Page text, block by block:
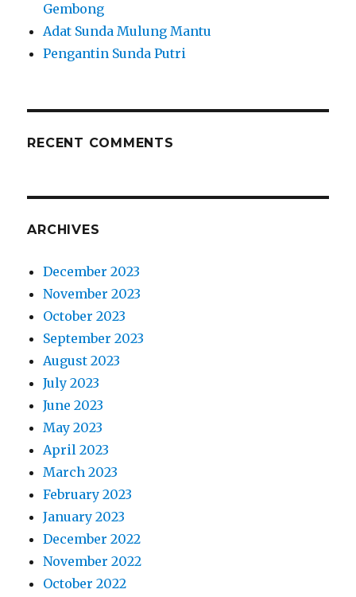
Gembong
Adat Sunda Mulung Mantu
Pengantin Sunda Putri
RECENT COMMENTS
ARCHIVES
December 2023
November 2023
October 2023
September 2023
August 2023
July 2023
June 2023
May 2023
April 2023
March 2023
February 2023
January 2023
December 2022
November 2022
October 2022